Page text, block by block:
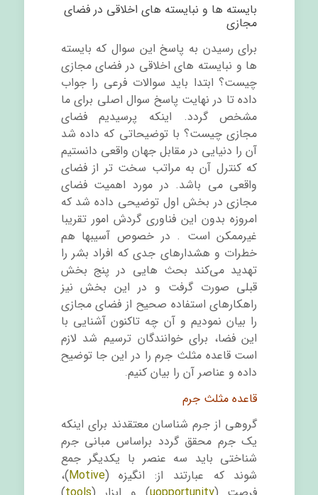
بایسته ها و نبایسته های اخلاقی در فضای
مجازی
برای رسیدن به پاسخ این سوال که بایسته
ها و نبایسته های اخلاقی در فضای مجازی
چیست؟ ابتدا باید سوالات فرعی را جواب
داده تا در نهایت پاسخ سوال اصلی برای ما
مشخص گردد. اینکه پرسیدیم فضای
مجازی چیست؟ با توضیحاتی که داده شد
آن را دنیایی در مقابل جهان واقعی دانستیم
که کنترل آن به مراتب سخت تر از فضای
واقعی می باشد. در مورد اهمیت فضای
مجازی در بخش اول توضیحی داده شد که
امروزه بدون این فناوری گردش امور تقریبا
غیرممکن است . در خصوص آسیبها هم
خطرات و هشدارهای جدی که افراد بشر را
تهدید می‌کند بحث هایی در پنج بخش
قبلی صورت گرفت و در این بخش نیز
راهکارهای استفاده صحیح از فضای مجازی
را بیان نمودیم و آن چه تاکنون آشنایی با
این فضا، برای خوانندگان ترسیم شد لازم
است قاعده مثلث جرم را در این جا توضیح
داده و عناصر آن را بیان کنیم.
قاعده مثلث جرم
گروهی از جرم شناسان معتقدند برای اینکه
یک جرم محقق گردد براساس مبانی جرم
شناختی باید سه عنصر با یکدیگر جمع
شوند که عبارتند از: انگیزه (Motive)،